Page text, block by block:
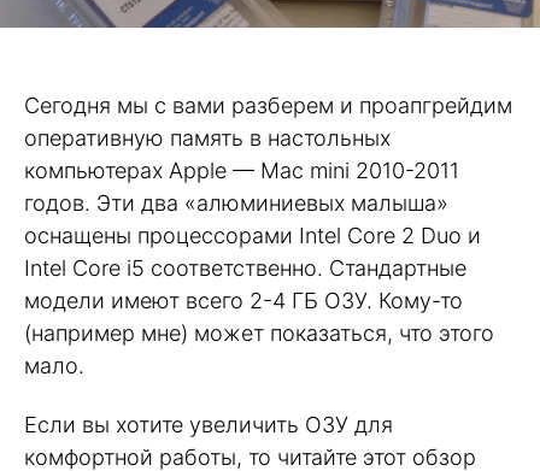
Сегодня мы с вами разберем и проапгрейдим
оперативную память в настольных
компьютерах Apple — Mac mini 2010-2011
годов. Эти два «алюминиевых малыша»
оснащены процессорами Intel Core 2 Duo и
Intel Core i5 соответственно. Стандартные
модели имеют всего 2-4 ГБ ОЗУ. Кому-то
(например мне) может показаться, что этого
мало.
Если вы хотите увеличить ОЗУ для
комфортной работы, то читайте этот обзор